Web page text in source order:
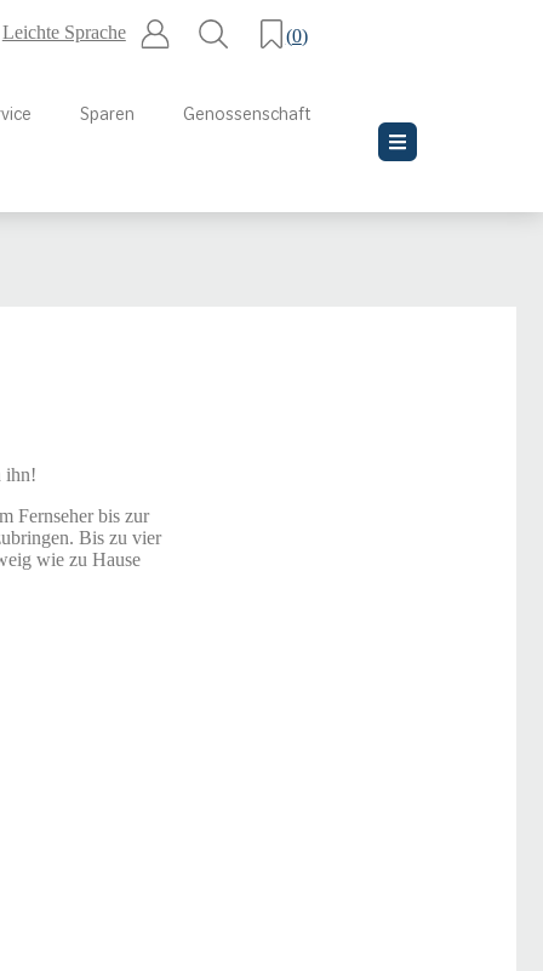
Leichte Sprache (0)
Sparen Genossenschaft
ihn!
Fernseher bis zur
Bis zu vier
wie zu Hause